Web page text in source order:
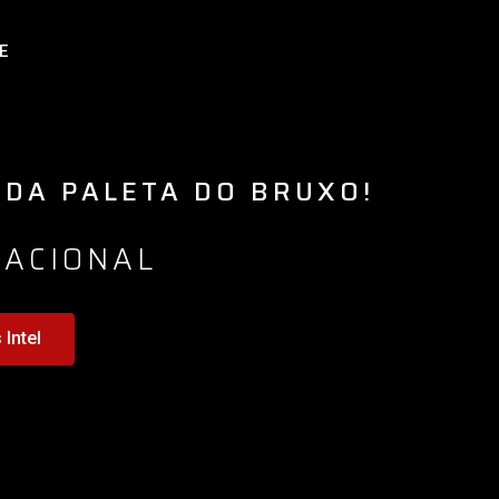
PALETA DO BRUXO!